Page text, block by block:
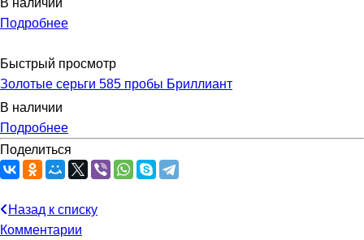
В наличии
Подробнее
Быстрый просмотр
Золотые серьги 585 пробы Бриллиант
В наличии
Подробнее
Поделиться
Назад к списку
Комментарии